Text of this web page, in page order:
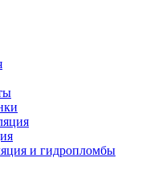
и гидропломбы